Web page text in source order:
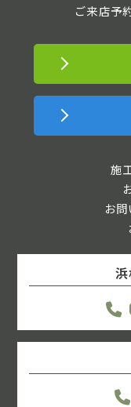
ご来店予
施
お
浜